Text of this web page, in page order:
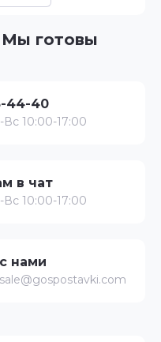
Мы готовы
44-40
10:00-17:00
в чат
10:00-17:00
нами